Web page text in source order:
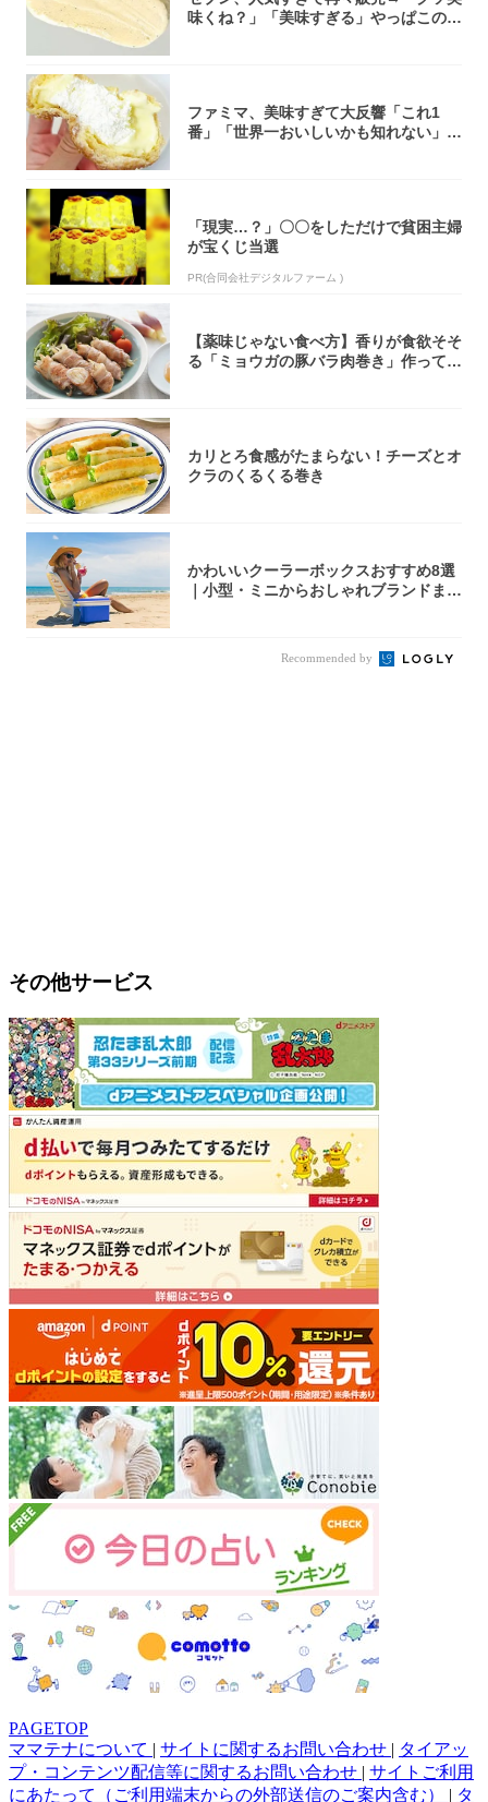
味くね？」「美味すぎる」やっぱこのク
ファミマ、美味すぎて大反響「これ1
番」「世界一おいしいかも知れない」
「現実…？」〇〇をしただけで貧困主婦
が宝くじ当選
PR(合同会社デジタルファーム )
【薬味じゃない食べ方】香りが食欲そそ
る「ミョウガの豚バラ肉巻き」作ってみ
カリとろ食感がたまらない！チーズとオ
クラのくるくる巻き
かわいいクーラーボックスおすすめ8選
｜小型・ミニからおしゃれブランドまで
Recommended by
その他サービス
PAGETOP
ママテナについて | サイトに関するお問い合わせ | タイアッ
プ・コンテンツ配信等に関するお問い合わせ | サイトご利用
にあたって（ご利用端末からの外部送信のご案内含む） | タ